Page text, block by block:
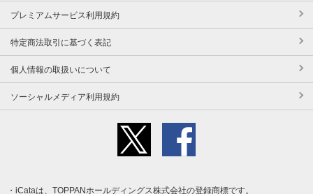
プレミアムサービス利用規約
特定商法取引に基づく表記
個人情報の取扱いについて
ソーシャルメディア利用規約
iCataは、TOPPANホールディングス株式会社の登録商標です。